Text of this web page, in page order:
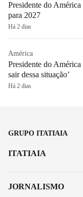
Presidente do
para 2027
Há 2 dias
América
Presidente do
sair dessa situação’
Há 2 dias
GRUPO ITATIAIA
ITATIAIA
JORNALISMO